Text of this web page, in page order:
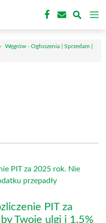
Węgrów - Ogłoszenia | Sprzedam |
PIT za
Twoje ulgi i 1,5%